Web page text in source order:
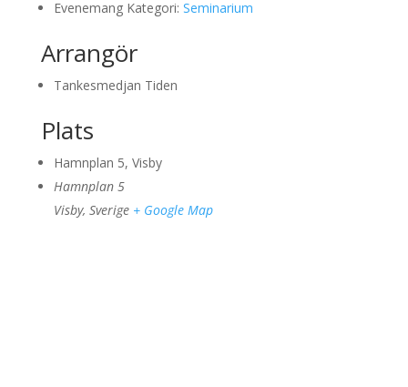
Evenemang Kategori: Seminarium
Arrangör
Tankesmedjan Tiden
Plats
Hamnplan 5, Visby
Hamnplan 5
Visby, Sverige + Google Map